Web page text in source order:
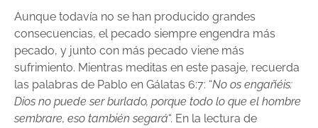
LINK
EMBED
Aunque todavía no se han producido grandes
consecuencias, el pecado siempre engendra más
pecado, y junto con más pecado viene más
sufrimiento. Mientras meditas en este pasaje, recuerda
las palabras de Pablo en Gálatas 6:7: “No os engañéis:
Dios no puede ser burlado, porque todo lo que el hombre
sembrare, eso también segará“. En la lectura de